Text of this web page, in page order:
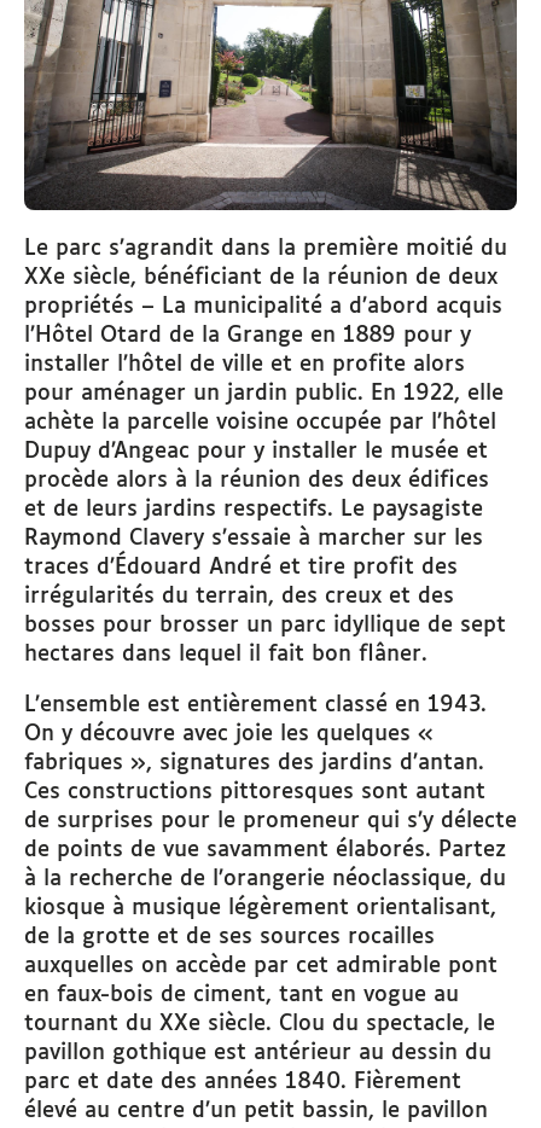
Le parc s’agrandit dans la première moitié du
XXe siècle, bénéficiant de la réunion de deux
propriétés – La municipalité a d’abord acquis
l’Hôtel Otard de la Grange en 1889 pour y
installer l’hôtel de ville et en profite alors
pour aménager un jardin public. En 1922, elle
achète la parcelle voisine occupée par l’hôtel
Dupuy d’Angeac pour y installer le musée et
procède alors à la réunion des deux édifices
et de leurs jardins respectifs. Le paysagiste
Raymond Clavery s’essaie à marcher sur les
traces d’Édouard André et tire profit des
irrégularités du terrain, des creux et des
bosses pour brosser un parc idyllique de sept
hectares dans lequel il fait bon flâner.
L’ensemble est entièrement classé en 1943.
On y découvre avec joie les quelques «
fabriques », signatures des jardins d’antan.
Ces constructions pittoresques sont autant
de surprises pour le promeneur qui s’y délecte
de points de vue savamment élaborés. Partez
à la recherche de l’orangerie néoclassique, du
kiosque à musique légèrement orientalisant,
de la grotte et de ses sources rocailles
auxquelles on accède par cet admirable pont
en faux-bois de ciment, tant en vogue au
tournant du XXe siècle. Clou du spectacle, le
pavillon gothique est antérieur au dessin du
parc et date des années 1840. Fièrement
élevé au centre d’un petit bassin, le pavillon